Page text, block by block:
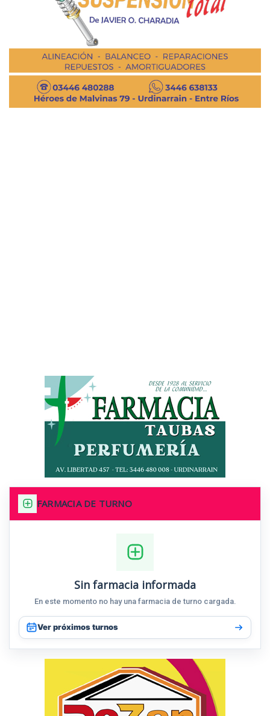
FARMACIA DE TURNO
Sin farmacia informada
En este momento no hay una farmacia de turno cargada.
Ver próximos turnos